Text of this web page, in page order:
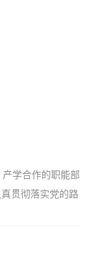
学合作的职能部
贯彻落实党的路